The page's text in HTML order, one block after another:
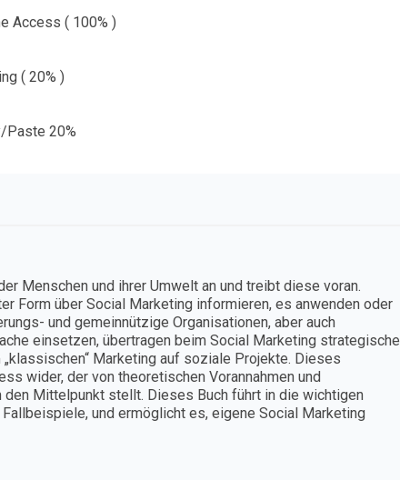
Access ( 100% )
( 20% )
Paste 20%
Menschen und ihrer Umwelt an und treibt diese voran.
Form über Social Marketing informieren, es anwenden oder
und gemeinnützige Organisationen, aber auch
einsetzen, übertragen beim Social Marketing strategische
Marketing auf soziale Projekte. Dieses
wider, der von theoretischen Vorannahmen und
Mittelpunkt stellt. Dieses Buch führt in die wichtigen
und ermöglicht es, eigene Social Marketing